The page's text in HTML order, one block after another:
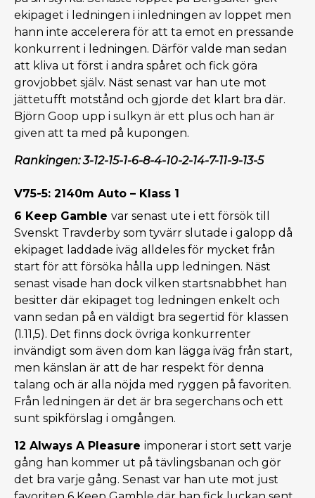
ekipaget i ledningen i inledningen av loppet men
hann inte accelerera för att ta emot en pressande
konkurrent i ledningen. Därför valde man sedan
att kliva ut först i andra spåret och fick göra
grovjobbet själv. Näst senast var han ute mot
jättetufft motstånd och gjorde det klart bra där.
Björn Goop upp i sulkyn är ett plus och han är
given att ta med på kupongen.
Rankingen: 3-12-15-1-6-8-4-10-2-14-7-11-9-13-5
V75-5: 2140m Auto – Klass 1
6 Keep Gamble var senast ute i ett försök till
Svenskt Travderby som tyvärr slutade i galopp då
ekipaget laddade iväg alldeles för mycket från
start för att försöka hålla upp ledningen. Näst
senast visade han dock vilken startsnabbhet han
besitter där ekipaget tog ledningen enkelt och
vann sedan på en väldigt bra segertid för klassen
(1.11,5). Det finns dock övriga konkurrenter
invändigt som även dom kan lägga iväg från start,
men känslan är att de har respekt för denna
talang och är alla nöjda med ryggen på favoriten.
Från ledningen är det är bra segerchans och ett
sunt spikförslag i omgången.
12 Always A Pleasure imponerar i stort sett varje
gång han kommer ut på tävlingsbanan och gör
det bra varje gång. Senast var han ute mot just